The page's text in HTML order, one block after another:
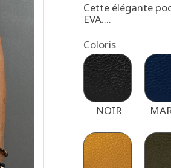
Cette élégante
EVA....
Coloris
NOIR